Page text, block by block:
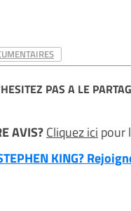
PAS A LE
AVIS?Cliquez ici pour
KING?